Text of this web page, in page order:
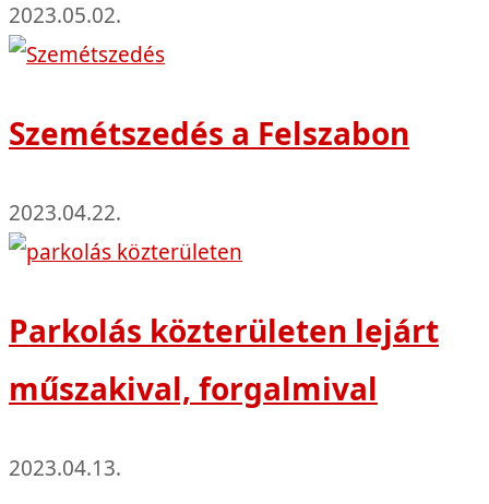
2023.05.02.
Szemétszedés a Felszabon
2023.04.22.
Parkolás közterületen lejárt
műszakival, forgalmival
2023.04.13.